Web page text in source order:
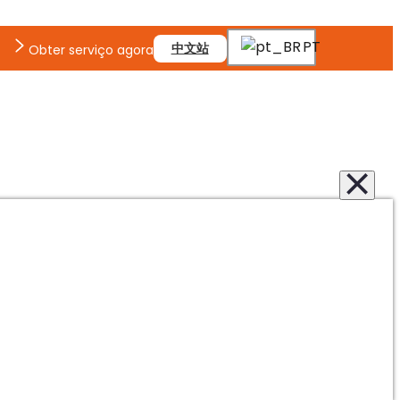
Obter serviço agora
中文站 PT